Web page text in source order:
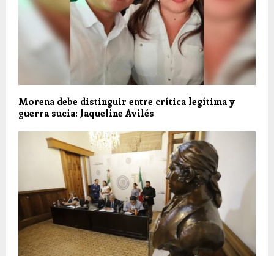
Morena debe distinguir entre crítica legítima y
guerra sucia: Jaqueline Avilés